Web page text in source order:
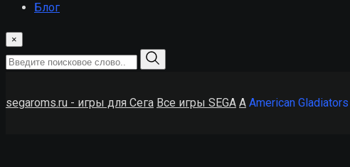
Блог
×
segaroms.ru - игры для Сега Все игры SEGA A American Gladiators